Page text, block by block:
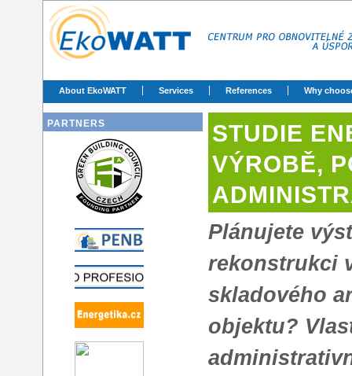
About EkoWATT Services References Why
PARTNERS
STUDIE
VÝROBĚ,
Plánujete
rekonstrukci
skladového
objektu?